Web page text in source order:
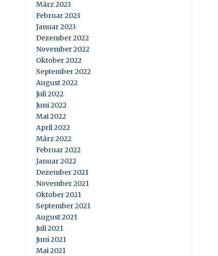
März 2023
Februar 2023
Januar 2023
Dezember 2022
November 2022
Oktober 2022
September 2022
August 2022
Juli 2022
Juni 2022
Mai 2022
April 2022
März 2022
Februar 2022
Januar 2022
Dezember 2021
November 2021
Oktober 2021
September 2021
August 2021
Juli 2021
Juni 2021
Mai 2021